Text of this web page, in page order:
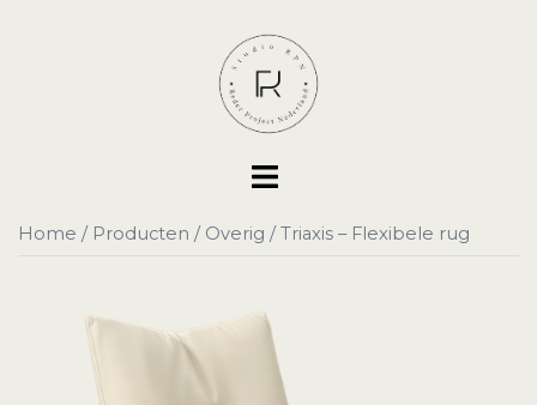
Toggle
Home / Producten / Overig / Triaxis – Flexibele rug